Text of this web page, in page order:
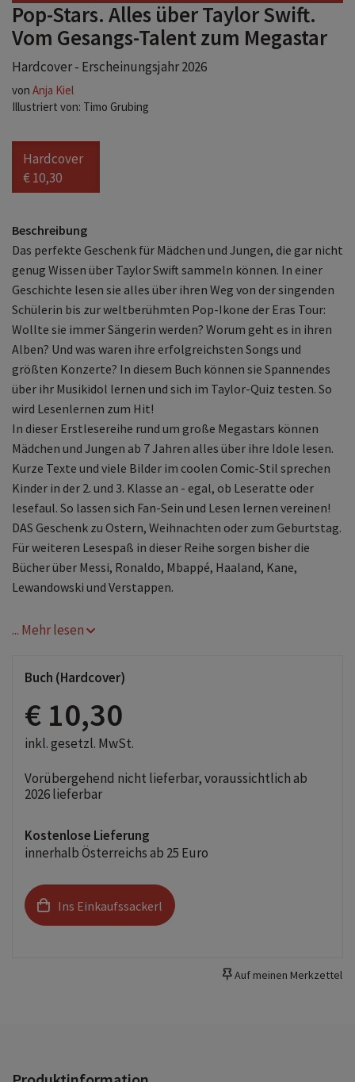
Pop-Stars. Alles über Taylor Swift.
Vom Gesangs-Talent zum Megastar
Hardcover - Erscheinungsjahr 2026
von Anja Kiel
Illustriert von: Timo Grubing
Hardcover
€ 10,30
Beschreibung
Das perfekte Geschenk für Mädchen und Jungen, die gar nicht
genug Wissen über Taylor Swift sammeln können. In einer
Geschichte lesen sie alles über ihren Weg von der singenden
Schülerin bis zur weltberühmten Pop-Ikone der Eras Tour:
Wollte sie immer Sängerin werden? Worum geht es in ihren
Alben? Und was waren ihre erfolgreichsten Songs und
größten Konzerte? In diesem Buch können sie Spannendes
über ihr Musikidol lernen und sich im Taylor-Quiz testen. So
wird Lesenlernen zum Hit!
In dieser Erstlesereihe rund um große Megastars können
Mädchen und Jungen ab 7 Jahren alles über ihre Idole lesen.
Kurze Texte und viele Bilder im coolen Comic-Stil sprechen
Kinder in der 2. und 3. Klasse an - egal, ob Leseratte oder
lesefaul. So lassen sich Fan-Sein und Lesen lernen vereinen!
DAS Geschenk zu Ostern, Weihnachten oder zum Geburtstag.
Für weiteren Lesespaß in dieser Reihe sorgen bisher die
Bücher über Messi, Ronaldo, Mbappé, Haaland, Kane,
Lewandowski und Verstappen.
... Mehr lesen
Buch (Hardcover)
€ 10,30
inkl. gesetzl. MwSt.
Vorübergehend nicht lieferbar, voraussichtlich ab
2026 lieferbar
Kostenlose Lieferung
innerhalb Österreichs ab 25 Euro
Ins Einkaufssackerl
Auf meinen Merkzettel